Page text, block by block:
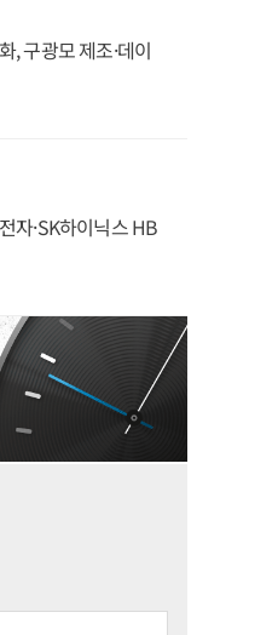
, 구광모 제조·데이
자·SK하이닉스 HB